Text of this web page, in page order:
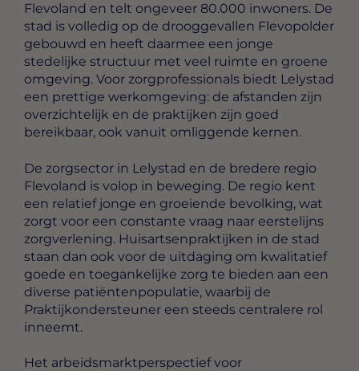
Flevoland en telt ongeveer 80.000 inwoners. De
stad is volledig op de drooggevallen Flevopolder
gebouwd en heeft daarmee een jonge
stedelijke structuur met veel ruimte en groene
omgeving. Voor zorgprofessionals biedt Lelystad
een prettige werkomgeving: de afstanden zijn
overzichtelijk en de praktijken zijn goed
bereikbaar, ook vanuit omliggende kernen.
De zorgsector in Lelystad en de bredere regio
Flevoland is volop in beweging. De regio kent
een relatief jonge en groeiende bevolking, wat
zorgt voor een constante vraag naar eerstelijns
zorgverlening. Huisartsenpraktijken in de stad
staan dan ook voor de uitdaging om kwalitatief
goede en toegankelijke zorg te bieden aan een
diverse patiëntenpopulatie, waarbij de
Praktijkondersteuner een steeds centralere rol
inneemt.
Het arbeidsmarktperspectief voor